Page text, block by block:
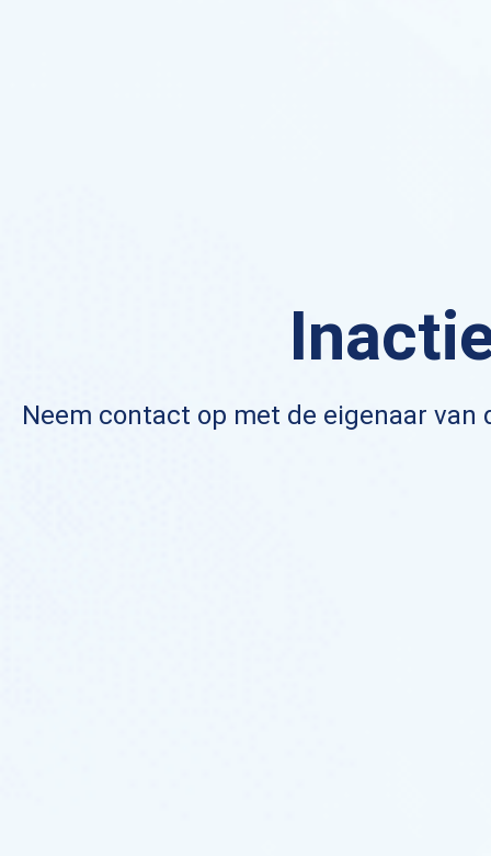
Neem contact op met de eigenaar